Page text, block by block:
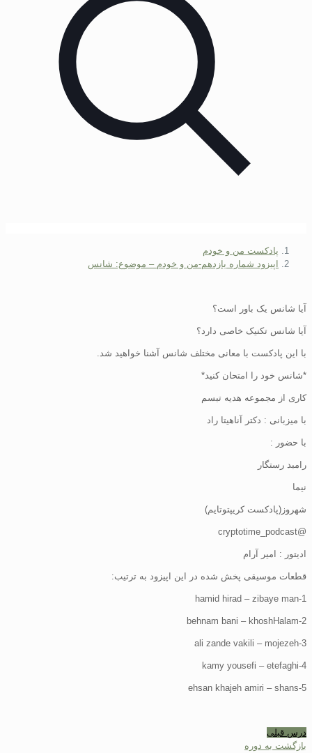
پادکست من و خودم
اپیزود شماره یازدهم-من و خودم – موضوع: شانس
آیا شانس یک باور است؟
آیا شانس تکنیک خاصی دارد؟
با این پادکست با معانی مختلف شانس آشنا خواهید شد.
*شانس خود را امتحان کنید*
کاری از مجموعه هدیه تبسم
با میزبانی : دکتر آناهیتا راد
با حضور :
رامبد رستگار
نیما
شهروز(پادکست کریپتوتایم)
@cryptotime_podcast
ادیتور : امیر آرام
قطعات موسیقی پخش شده در این اپیزود به ترتیب:
1-hamid hirad – zibaye man
2-behnam bani – khoshHalam
3-ali zande vakili – mojezeh
4-kamy yousefi – etefaghi
5-ehsan khajeh amiri – shans
درس قبلی
بازگشت به دوره